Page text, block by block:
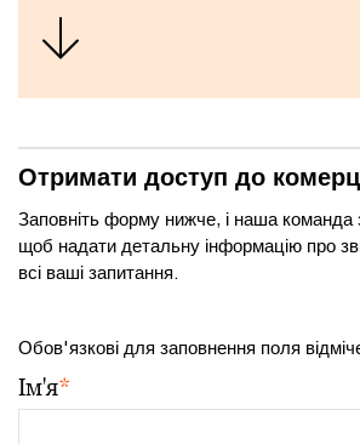
Отримати доступ до
Заповніть форму нижче, і наша
щоб надати детальну інформацію про
всі ваші запитання.
Обов'язкові для заповнення поля
Ім'я*